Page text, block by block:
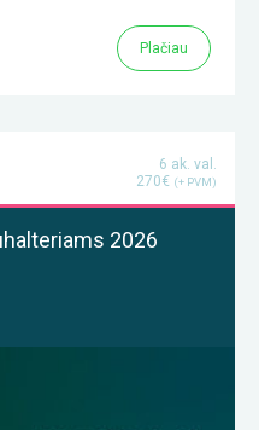
Plačiau
6 ak. val.
270€ (+ PVM)
2026